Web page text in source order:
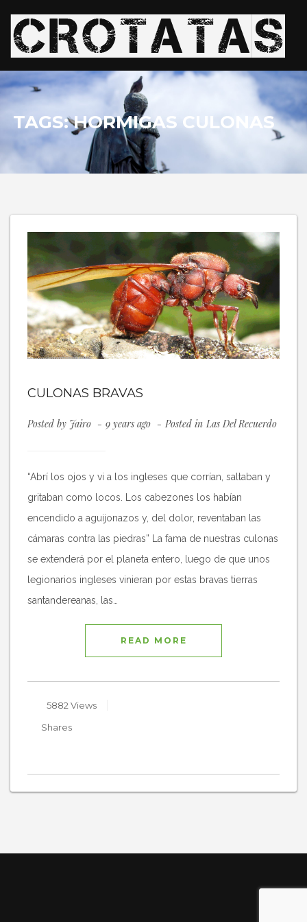
TAGS: HORMIGAS CULONAS
CULONAS BRAVAS
Posted by Jairo 9 years ago Posted in Las Del Recuerdo
“Abrí los ojos y vi a los ingleses que corrían, saltaban y
gritaban como locos. Los cabezones los habían
encendido a aguijonazos y, del dolor, reventaban las
cámaras contra las piedras” La fama de nuestras culonas
se extenderá por el planeta entero, luego de que unos
legionarios ingleses vinieran por estas bravas tierras
santandereanas, las…
READ MORE
5882 Views
Shares